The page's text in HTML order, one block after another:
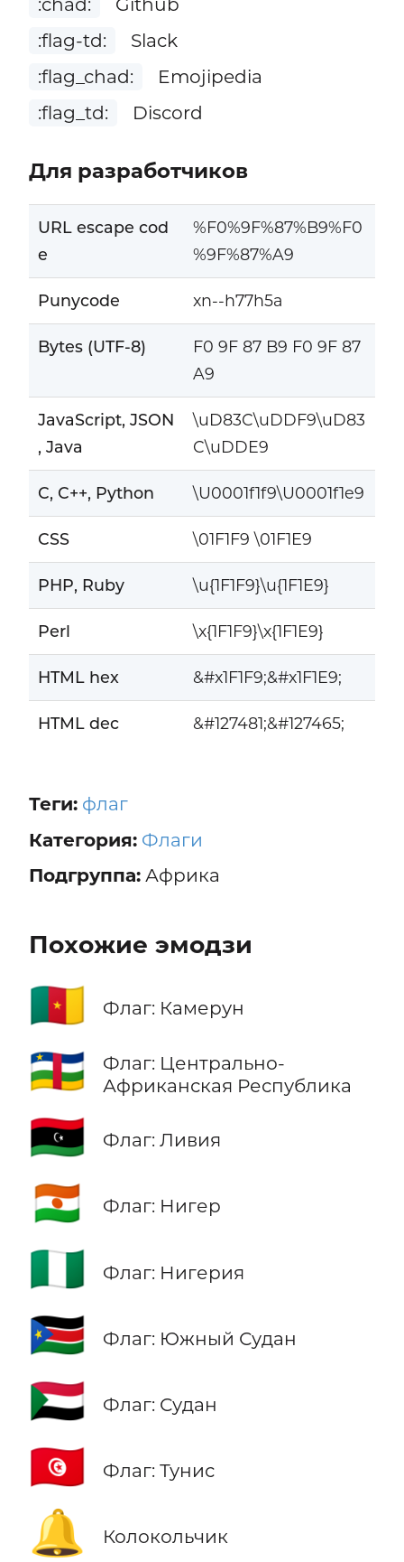
:flag-td:
Slack
:flag_chad:
Emojipedia
:flag_td:
Discord
Для разработчиков
URL escape cod
e
%F0%9F%87%B9%F0
%9F%87%A9
Punycode xn--h77h5a
Bytes (UTF-8)
F0 9F 87 B9 F0 9F 87
A9
JavaScript, JSON
, Java
\uD83C\uDDF9\uD83
C\uDDE9
C, C++, Python \U0001f1f9\U0001f1e9
CSS \01F1F9 \01F1E9
PHP, Ruby \u{1F1F9}\u{1F1E9}
Perl \x{1F1F9}\x{1F1E9}
HTML hex &#x1F1F9;&#x1F1E9;
HTML dec &#127481;&#127465;
Теги: флаг
Категория: Флаги
Подгруппа:Африка
Похожие эмодзи
🇨🇲 Флаг: Камерун
🇨🇫
Флаг: Центрально-
Африканская Республика
🇱🇾 Флаг: Ливия
🇳🇪 Флаг: Нигер
🇳🇬 Флаг: Нигерия
🇸🇸 Флаг: Южный Судан
🇸🇩 Флаг: Судан
🇹🇳 Флаг: Тунис
🔔 Колокольчик